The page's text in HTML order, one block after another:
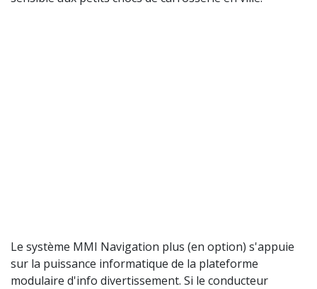
Le système MMI Navigation plus (en option) s'appuie
sur la puissance informatique de la plateforme
modulaire d'info divertissement. Si le conducteur